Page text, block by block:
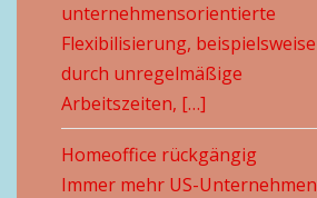
unternehmensorientierte
Flexibilisierung, beispielsweise
durch unregelmäßige
Arbeitszeiten, […]
Homeoffice rückgängig
Immer mehr US-Unternehmen